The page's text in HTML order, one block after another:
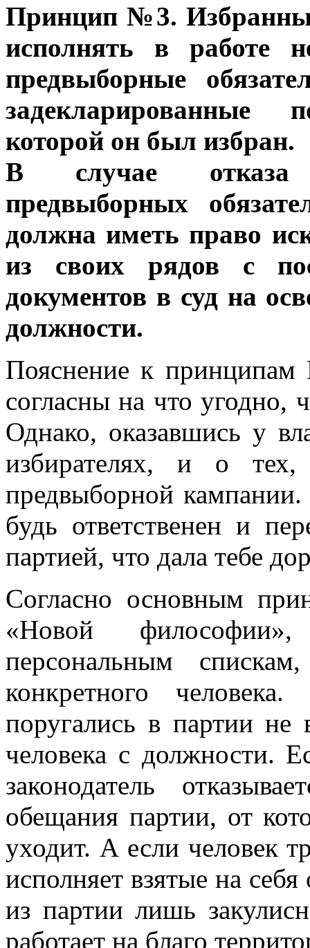
Принцип №3.
исполнять в работе
предвыборные
задекларированные
которой он был избран.
В случае отказа
предвыборных
должна иметь право
из своих рядов с
документов в суд на
должности.
Пояснение к
согласны на что угодно,
Однако, оказавшись у
избирателях, и о
предвыборной
будь ответственен и
партией, что дала тебе
Согласно основным
«Новой
персональным
конкретного
поругались в партии не
человека с должности.
законодатель
обещания партии, от
уходит. А если человек
исполняет взятые на себя
из партии лишь
работает на благо